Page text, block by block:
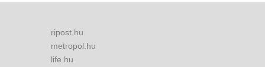
ripost.hu
metropol.hu
life.hu